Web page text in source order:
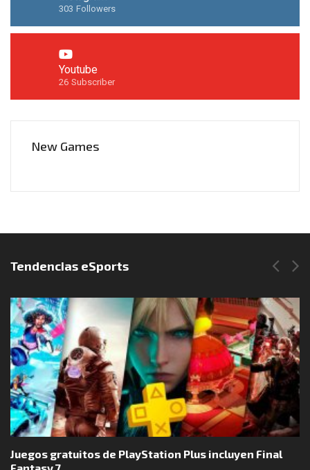
303 Followers
Youtube
26 Subscriber
New Games
Síguenos en Instagram
Tendencias eSports
Juegos gratuitos de PlayStation Plus incluyen Final